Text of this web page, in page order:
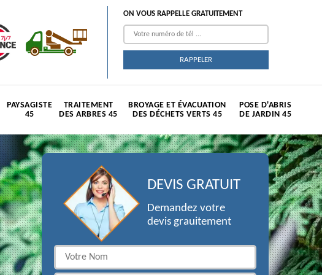
ON VOUS RAPPELLE GRATUITEMENT
PAYSAGISTE
45
TRAITEMENT
DES ARBRES 45
BROYAGE ET ÉVACUATION
DES DÉCHETS VERTS 45
POSE D'ABRIS
DE JARDIN 45
DEVIS GRATUIT
Demandez votre
devis grauitement